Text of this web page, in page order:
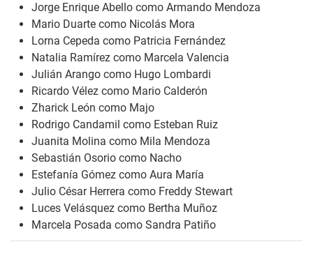
Jorge Enrique Abello como Armando Mendoza
Mario Duarte como Nicolás Mora
Lorna Cepeda como Patricia Fernández
Natalia Ramírez como Marcela Valencia
Julián Arango como Hugo Lombardi
Ricardo Vélez como Mario Calderón
Zharick León como Majo
Rodrigo Candamil como Esteban Ruiz
Juanita Molina como Mila Mendoza
Sebastián Osorio como Nacho
Estefanía Gómez como Aura María
Julio César Herrera como Freddy Stewart
Luces Velásquez como Bertha Muñoz
Marcela Posada como Sandra Patiño